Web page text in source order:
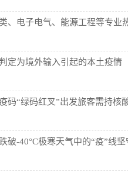
、电子电气、能源工程等专业
定为境外输入引起的本土疫情
码“绿码红叉”出发旅客需持核
破-40°C极寒天气中的“疫”线坚